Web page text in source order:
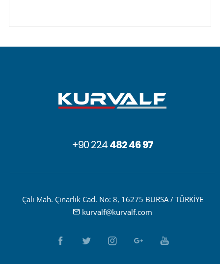
+90 224482 46 97
Çalı Mah. Çınarlık Cad. No: 8, 16275 BURSA / TÜRKİYE
kurvalf@kurvalf.com